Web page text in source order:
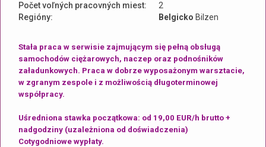
Počet voľných pracovných miest:
2
Regióny:
Belgicko Bilzen
Stała praca w serwisie zajmującym się pełną obsługą
samochodów ciężarowych, naczep oraz podnośników
załadunkowych. Praca w dobrze wyposażonym warsztacie,
w zgranym zespole i z możliwością długoterminowej
współpracy.
Uśredniona stawka początkowa: od 19,00 EUR/h brutto +
nadgodziny (uzależniona od doświadczenia)
Cotygodniowe wypłaty.